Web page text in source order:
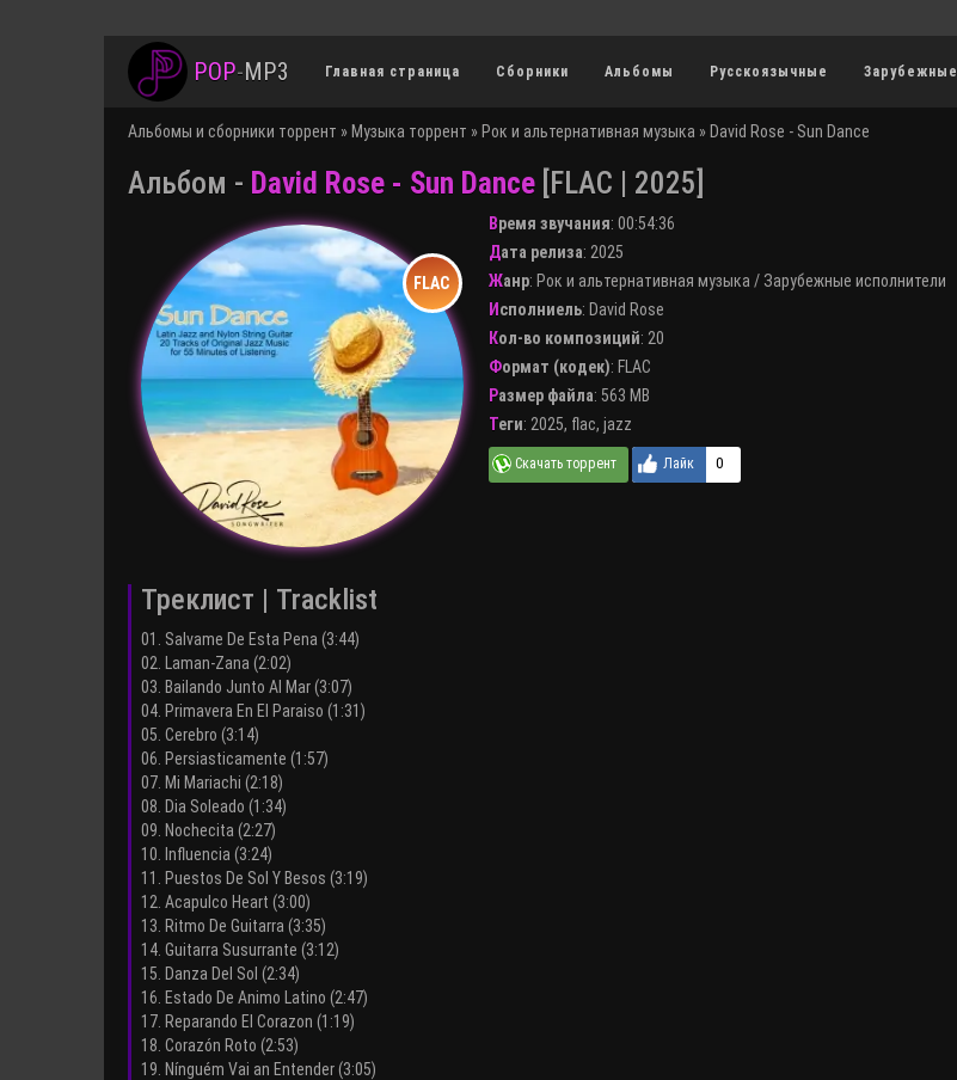
POP-MP3 Главная страница Сборники Альбомы Русскоязычные Зарубежные
Альбомы и сборники торрент » Музыка торрент » Рок и альтернативная музыка » David Rose - Sun Dance
Альбом - David Rose - Sun Dance [FLAC | 2025]
Время звучания: 00:54:36
Дата релиза: 2025
Жанр: Рок и альтернативная музыка / Зарубежные исполнители
Исполниель: David Rose
Кол-во композиций: 20
Формат (кодек): FLAC
Размер файла: 563 MB
Теги: 2025, flac, jazz
0
Треклист | Tracklist
01. Salvame De Esta Pena (3:44)
02. Laman-Zana (2:02)
03. Bailando Junto Al Mar (3:07)
04. Primavera En El Paraiso (1:31)
05. Cerebro (3:14)
06. Persiasticamente (1:57)
07. Mi Mariachi (2:18)
08. Dia Soleado (1:34)
09. Nochecita (2:27)
10. Influencia (3:24)
11. Puestos De Sol Y Besos (3:19)
12. Acapulco Heart (3:00)
13. Ritmo De Guitarra (3:35)
14. Guitarra Susurrante (3:12)
15. Danza Del Sol (2:34)
16. Estado De Animo Latino (2:47)
17. Reparando El Corazon (1:19)
18. Corazón Roto (2:53)
19. Nínguém Vai an Entender (3:05)